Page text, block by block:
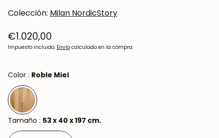
Colección: Milan NordicStory
Precio
regular
€1.020,00
Impuesto incluido. Envío calculado en la compra.
Color : Roble Miel
Tamaño : 53 x 40 x 197 cm.